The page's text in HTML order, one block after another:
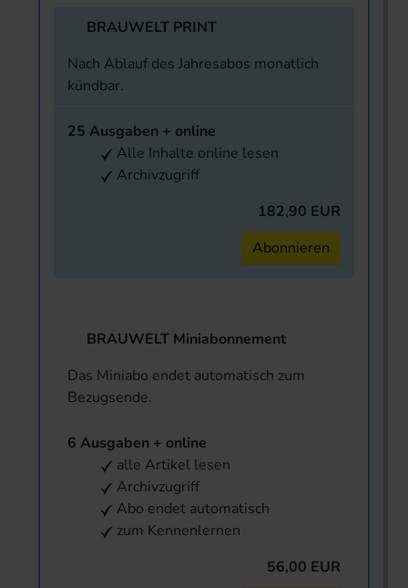
BRAUWELT PRINT
Nach Ablauf des Jahresabos monatlich
kündbar.
25 Ausgaben + online
Alle Inhalte online lesen
Archivzugriff
182,90 EUR
Abonnieren
BRAUWELT Miniabonnement
Das Miniabo endet automatisch zum
Bezugsende.
6 Ausgaben + online
alle Artikel lesen
Archivzugriff
Abo endet automatisch
zum Kennenlernen
56,00 EUR